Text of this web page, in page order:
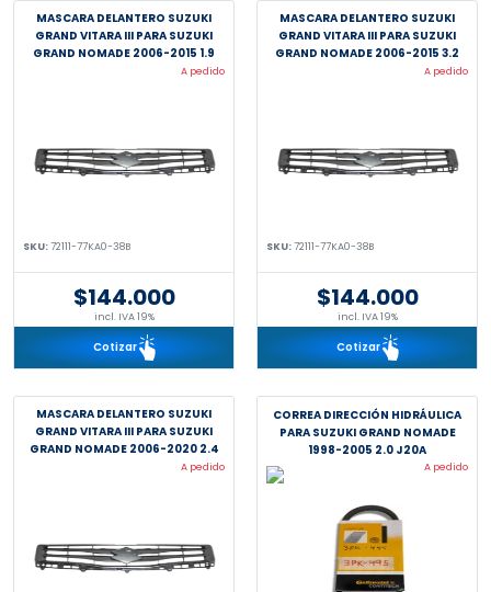
MASCARA DELANTERO SUZUKI
GRAND VITARA III PARA SUZUKI
GRAND NOMADE 2006-2015 1.9
A pedido
SKU:72111-77KA0-38B
$144.000
incl. IVA 19%
Cotizar
MASCARA DELANTERO SUZUKI
GRAND VITARA III PARA SUZUKI
GRAND NOMADE 2006-2015 3.2
A pedido
SKU:72111-77KA0-38B
$144.000
incl. IVA 19%
Cotizar
MASCARA DELANTERO SUZUKI
GRAND VITARA III PARA SUZUKI
GRAND NOMADE 2006-2020 2.4
A pedido
CORREA DIRECCIÓN HIDRÁULICA
PARA SUZUKI GRAND NOMADE
1998-2005 2.0 J20A
A pedido